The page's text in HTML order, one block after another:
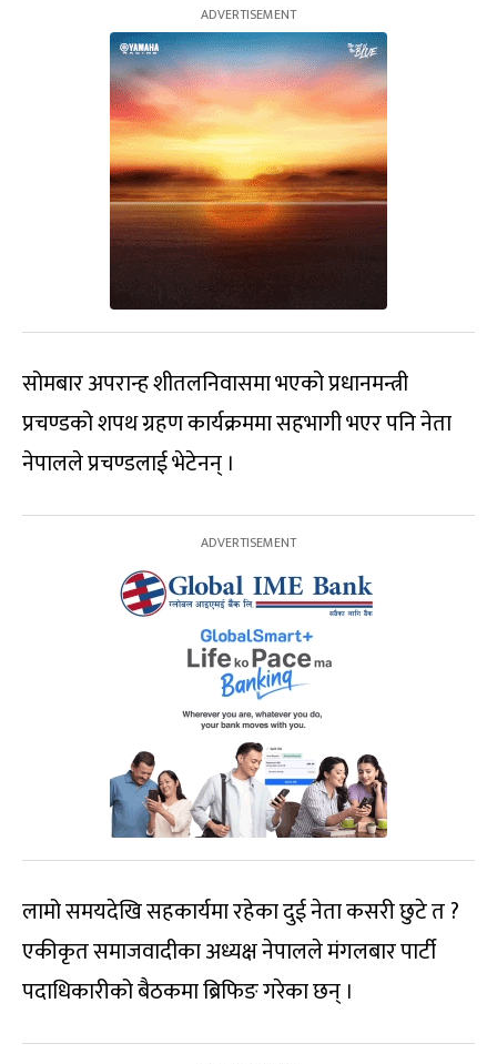
सोमबार अपरान्ह शीतलनिवासमा भएको प्रधानमन्त्री
प्रचण्डको शपथ ग्रहण कार्यक्रममा सहभागी भएर पनि नेता
नेपालले प्रचण्डलाई भेटेनन् ।
लामो समयदेखि सहकार्यमा रहेका दुई नेता कसरी छुटे त ?
एकीकृत समाजवादीका अध्यक्ष नेपालले मंगलबार पार्टी
पदाधिकारीको बैठकमा ब्रिफिङ गरेका छन् ।